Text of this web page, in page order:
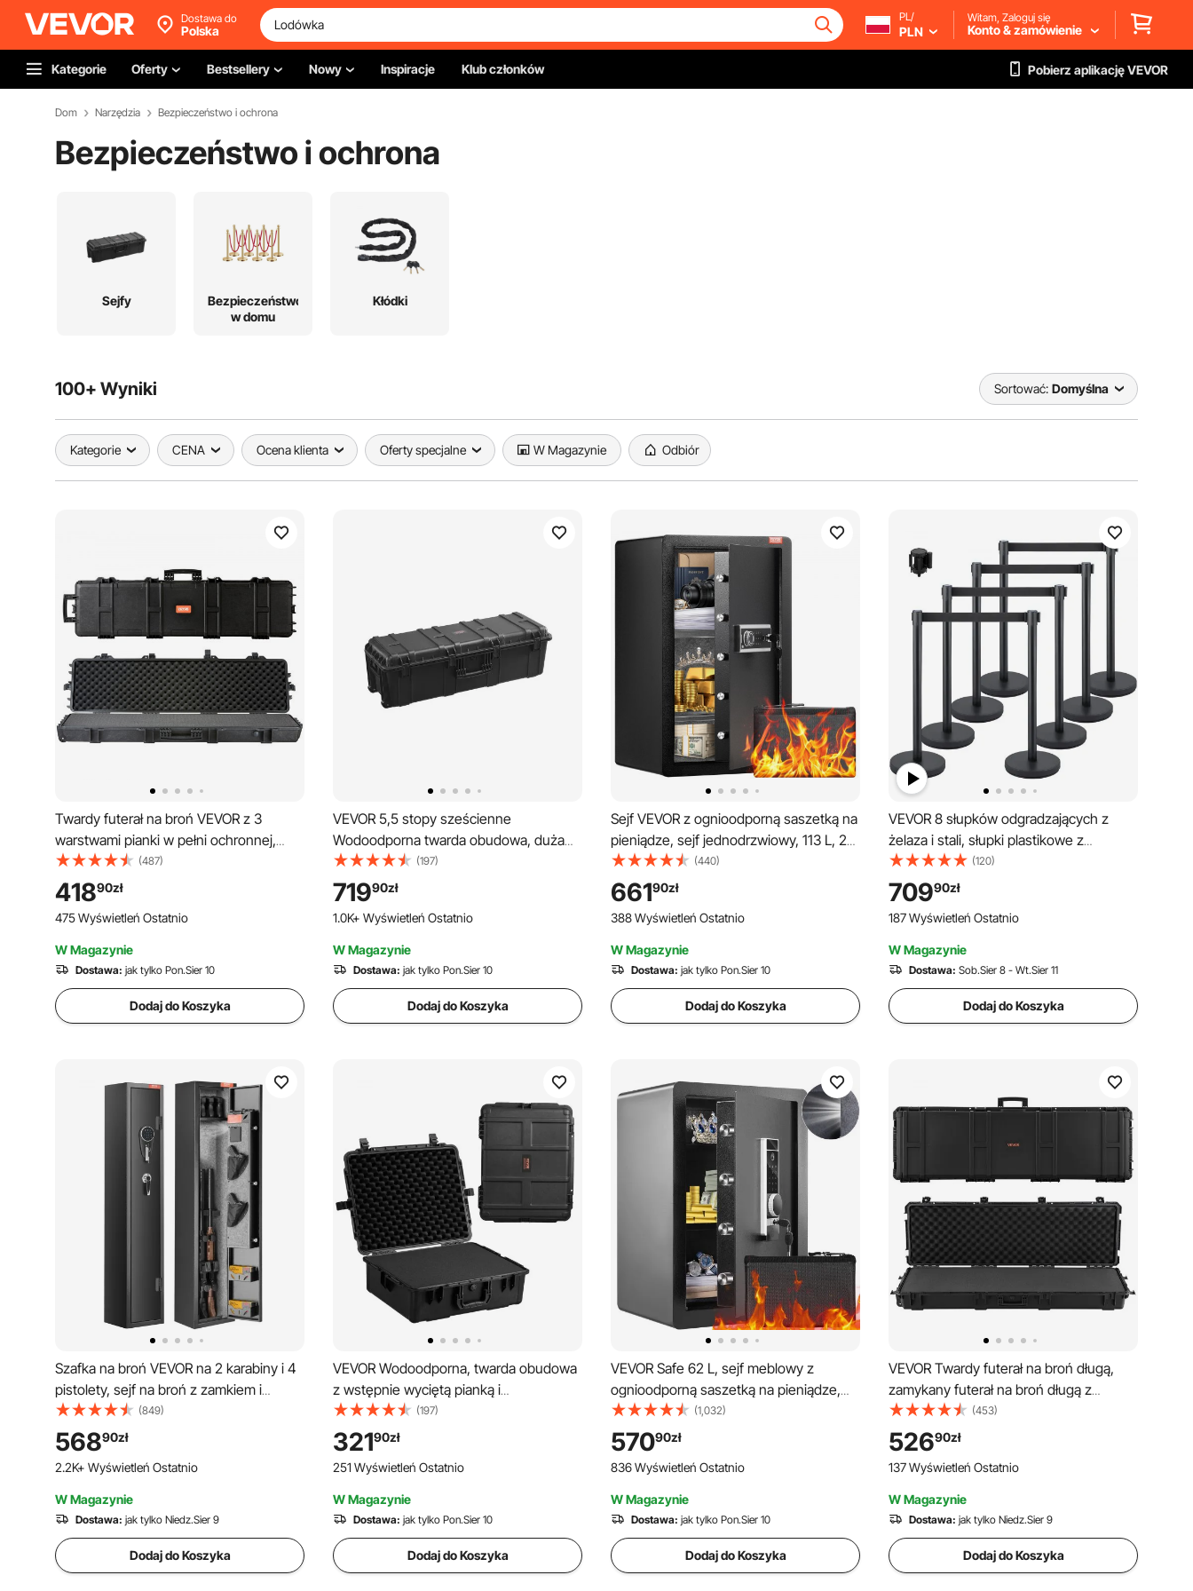
Dostawa do
Polska
PL/
PLN
Witam, Zaloguj się
Konto & zamówienie
Kategorie Oferty Bestsellery Nowy Inspiracje Klub członków Pobierz aplikację VEVOR
Dom Narzędzia Bezpieczeństwo i ochrona
Bezpieczeństwo i ochrona
Sejfy
Bezpieczeństwo
w domu
Kłódki
100+ Wyniki Sortować: Domyślna
Kategorie CENA Ocena klienta Oferty specjalne W Magazynie Odbiór
Twardy futerał na broń VEVOR z 3
warstwami pianki w pełni ochronnej,
zamykany na klucz, wodoodporny i
zwijany, na broń długą, do karabinów lub
strzelb o długości 138 cm
(487)
41890zł
475 Wyświetleń Ostatnio
W Magazynie
Dostawa: jak tylko Pon.Sier 10
Dodaj do Koszyka
VEVOR 5,5 stopy sześcienne
Wodoodporna twarda obudowa, duża
pojemność, wodoodporna, twarda
obudowa z 3 uchwytami, wodoodporna
obudowa ochronna IP67 z 6 klipsami, 6
otworami na kłódkę i wkładką piankową
do dużego sprzętu, czarna
(197)
71990zł
1.0K+ Wyświetleń Ostatnio
W Magazynie
Dostawa: jak tylko Pon.Sier 10
Dodaj do Koszyka
Sejf VEVOR z ognioodporną saszetką na
pieniądze, sejf jednodrzwiowy, 113 L, 2
przegrody, cyfrowy sejf meblowy z
kodem, kluczem i odciskiem palca,
skrzynka na cenne przedmioty, biżuteria
i pieniądze, czarny
(440)
66190zł
388 Wyświetleń Ostatnio
W Magazynie
Dostawa: jak tylko Pon.Sier 10
Dodaj do Koszyka
VEVOR 8 słupków odgradzających z
żelaza i stali, słupki plastikowe z
adapterem, łańcuch odgradzający,
czarna bariera do teatrów, hoteli, stojak
odgradzający do systemu kierowania
ludźmi, wysokość całkowita 90 cm
(120)
70990zł
187 Wyświetleń Ostatnio
W Magazynie
Dostawa: Sob.Sier 8 - Wt.Sier 11
Dodaj do Koszyka
Szafka na broń VEVOR na 2 karabiny i 4
pistolety, sejf na broń z zamkiem i
klawiaturą cyfrową, szafka do
przechowywania broni z wyjmowaną
półką, sejf na broń długą, szafka na
broń, czarna
(849)
56890zł
2.2K+ Wyświetleń Ostatnio
W Magazynie
Dostawa: jak tylko Niedz.Sier 9
Dodaj do Koszyka
VEVOR Wodoodporna, twarda obudowa
z wstępnie wyciętą pianką i
wysuwanymi uchwytami do podróży,
wodoodporna obudowa IP67 do
aparatów, czarna (62 x 49 x 22,5 cm)
(197)
32190zł
251 Wyświetleń Ostatnio
W Magazynie
Dostawa: jak tylko Pon.Sier 10
Dodaj do Koszyka
VEVOR Safe 62 L, sejf meblowy z
ognioodporną saszetką na pieniądze,
wyjmowaną półką, z możliwościami
otwierania przez hasło, klucz i odcisk
palca, szafka wewnętrzna, sejf ścienny
na gotówkę, biżuterię, dokumenty i inne
wartościowe przedmioty
(1,032)
57090zł
836 Wyświetleń Ostatnio
W Magazynie
Dostawa: jak tylko Pon.Sier 10
Dodaj do Koszyka
VEVOR Twardy futerał na broń długą,
zamykany futerał na broń długą z
wyciętymi piankami, zwijany futerał na
broń długą, wodoodporny IP67, 139,1 x
43,5 x 18,8 cm, czarny
(453)
52690zł
137 Wyświetleń Ostatnio
W Magazynie
Dostawa: jak tylko Niedz.Sier 9
Dodaj do Koszyka